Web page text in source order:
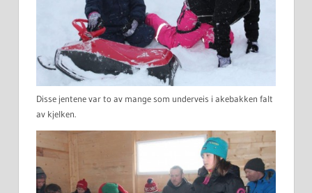
Disse jentene var to av mange som underveis i akebakken falt
av kjelken.